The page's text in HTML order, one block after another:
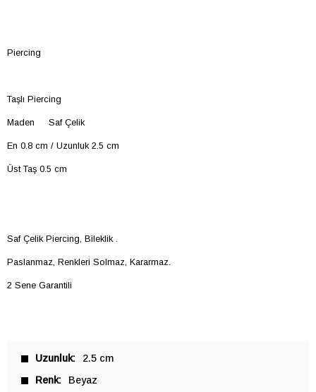
Piercing
Taşlı Piercing
Maden Saf Çelik
En 0.8 cm / Uzunluk 2.5 cm
Üst Taş 0.5 cm
Saf Çelik Piercing, Bileklik .
Paslanmaz, Renkleri Solmaz, Kararmaz.
2 Sene Garantili
Uzunluk
2.5 cm
Renk
Beyaz